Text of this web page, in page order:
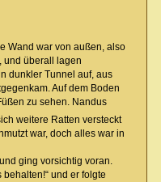
Wand war von außen, also
und überall lagen
dunkler Tunnel auf, aus
Auf dem Boden
zu sehen. Nandus
weitere Ratten versteckt
war, doch alles war in
ging vorsichtig voran.
und er folgte